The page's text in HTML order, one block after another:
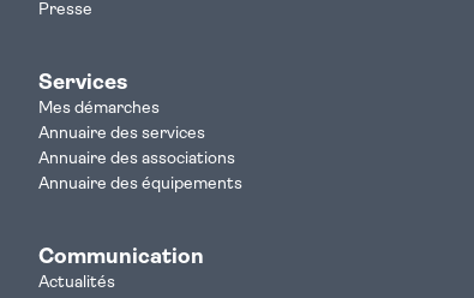
Presse
Services
Mes démarches
Annuaire des services
Annuaire des associations
Annuaire des équipements
Communication
Actualités